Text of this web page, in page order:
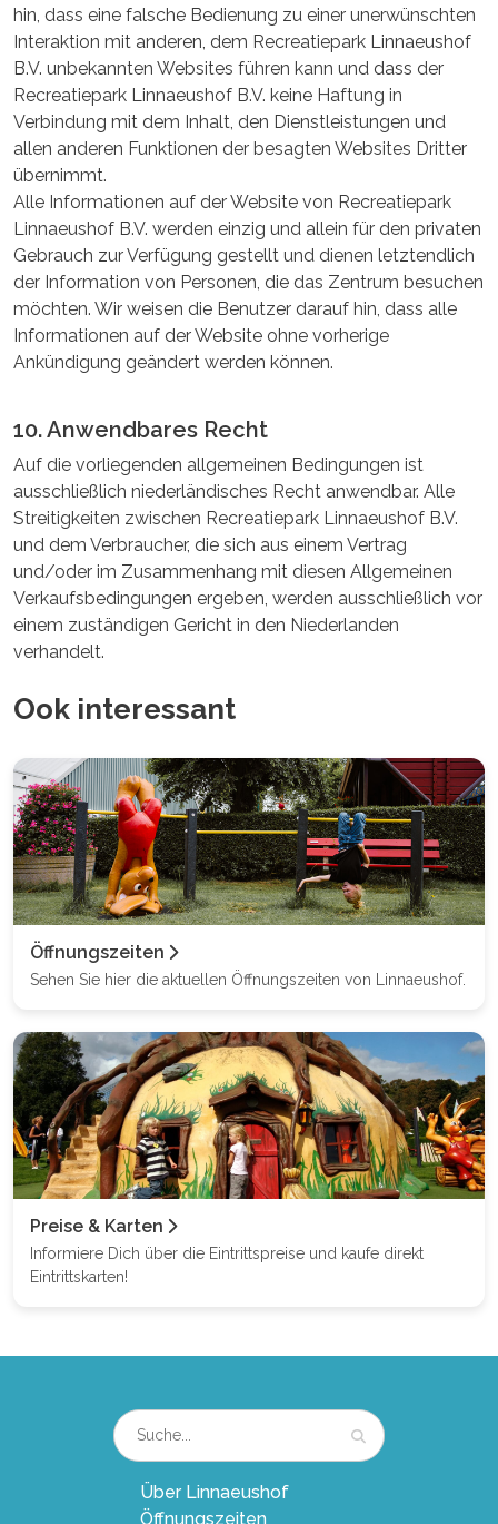
hin, dass eine falsche Bedienung zu einer unerwünschten
Interaktion mit anderen, dem Recreatiepark Linnaeushof
B.V. unbekannten Websites führen kann und dass der
Recreatiepark Linnaeushof B.V. keine Haftung in
Verbindung mit dem Inhalt, den Dienstleistungen und
allen anderen Funktionen der besagten Websites Dritter
übernimmt.
Alle Informationen auf der Website von Recreatiepark
Linnaeushof B.V. werden einzig und allein für den privaten
Gebrauch zur Verfügung gestellt und dienen letztendlich
der Information von Personen, die das Zentrum besuchen
möchten. Wir weisen die Benutzer darauf hin, dass alle
Informationen auf der Website ohne vorherige
Ankündigung geändert werden können.
10. Anwendbares Recht
Auf die vorliegenden allgemeinen Bedingungen ist
ausschließlich niederländisches Recht anwendbar. Alle
Streitigkeiten zwischen Recreatiepark Linnaeushof B.V.
und dem Verbraucher, die sich aus einem Vertrag
und/oder im Zusammenhang mit diesen Allgemeinen
Verkaufsbedingungen ergeben, werden ausschließlich vor
einem zuständigen Gericht in den Niederlanden
verhandelt.
Ook interessant
Öffnungszeiten
Sehen Sie hier die aktuellen Öffnungszeiten von Linnaeushof.
Preise & Karten
Informiere Dich über die Eintrittspreise und kaufe direkt
Eintrittskarten!
Über Linnaeushof
Öffnungszeiten